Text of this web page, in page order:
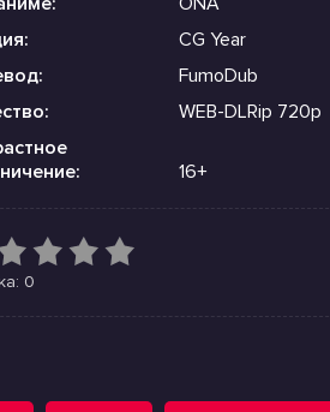
CG Year
FumoDub
WEB-DLRip 720p
16+
0